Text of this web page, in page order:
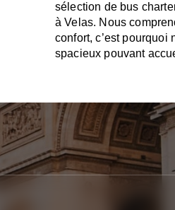
sélection de bus
à Velas. Nous
confort, c’est pourquoi
spacieux pouvant